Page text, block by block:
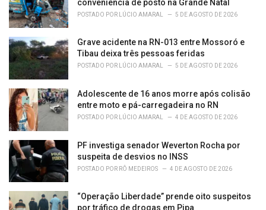
conveniência de posto na Grande Natal
POSTADO POR LÚCIO AMARAL 5 DE AGOSTO DE 2026
Grave acidente na RN-013 entre Mossoró e
Tibau deixa três pessoas feridas
POSTADO POR LÚCIO AMARAL 5 DE AGOSTO DE 2026
Adolescente de 16 anos morre após colisão
entre moto e pá-carregadeira no RN
POSTADO POR LÚCIO AMARAL 4 DE AGOSTO DE 2026
PF investiga senador Weverton Rocha por
suspeita de desvios no INSS
POSTADO POR RÔ MEDEIROS 4 DE AGOSTO DE 2026
“Operação Liberdade” prende oito suspeitos
por tráfico de drogas em Pipa